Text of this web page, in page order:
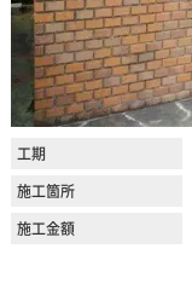
工期
施工箇所
施工金額